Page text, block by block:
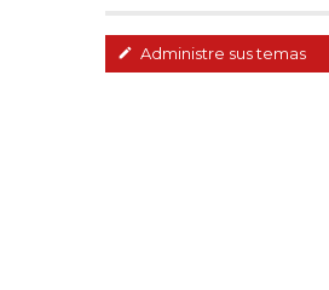
Administre sus temas